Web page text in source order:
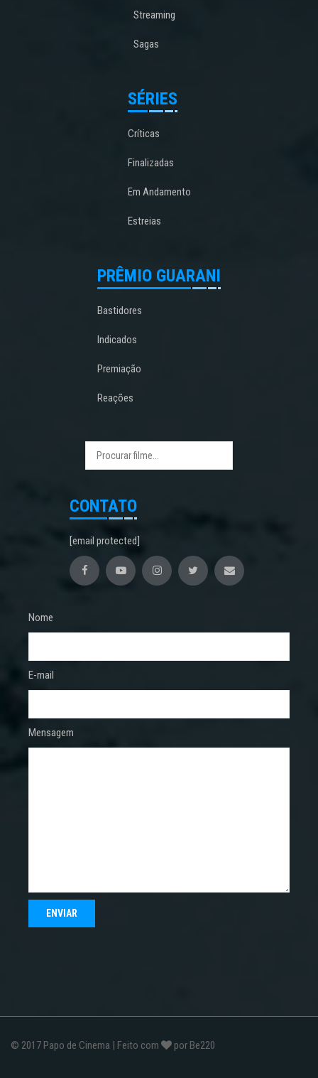
Streaming
Sagas
SÉRIES
Críticas
Finalizadas
Em Andamento
Estreias
PRÊMIO GUARANI
Bastidores
Indicados
Premiação
Reações
CONTATO
[email protected]
Nome
E-mail
Mensagem
© 2017 Papo de Cinema | Feito com por Be220